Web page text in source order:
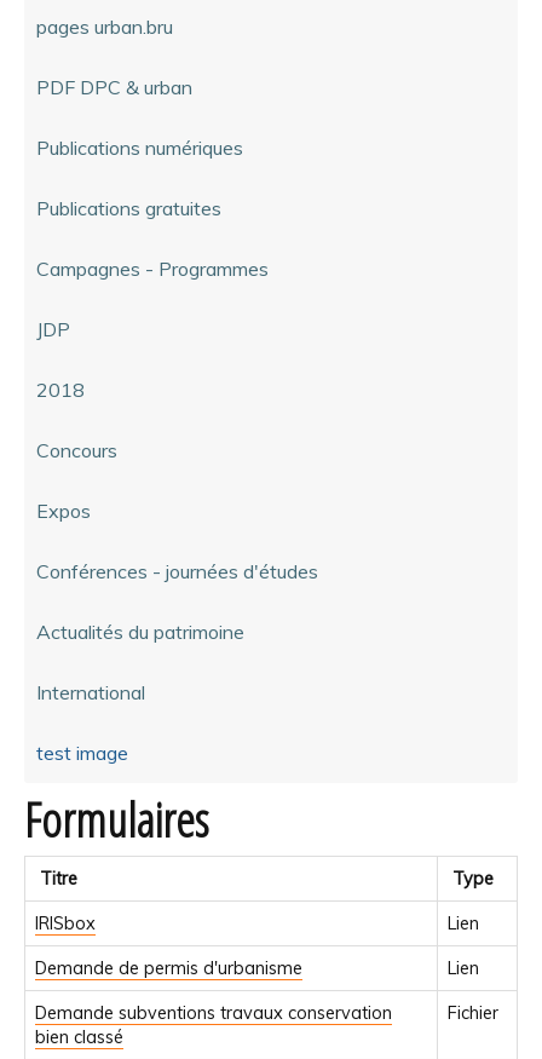
pages urban.bru
PDF DPC & urban
Publications numériques
Publications gratuites
Campagnes - Programmes
JDP
2018
Concours
Expos
Conférences - journées d'études
Actualités du patrimoine
International
test image
Formulaires
Titre Type
IRISbox Lien
Demande de permis d'urbanisme Lien
Demande subventions travaux conservation
bien classé
Fichier